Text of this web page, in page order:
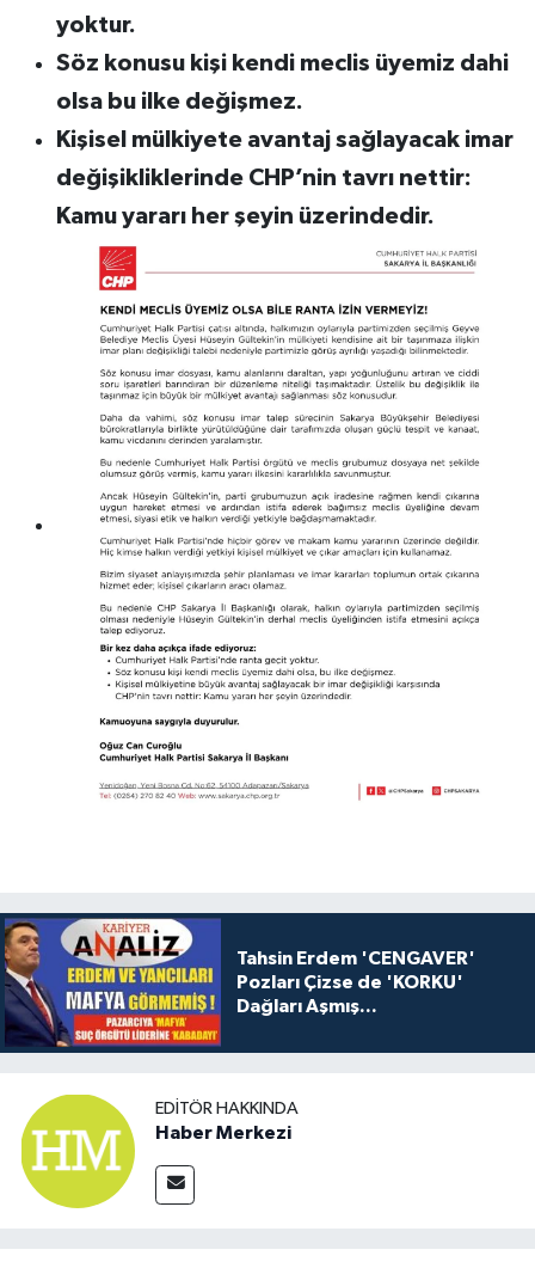
yoktur.
Söz konusu kişi kendi meclis üyemiz dahi
olsa bu ilke değişmez.
Kişisel mülkiyete avantaj sağlayacak imar
değişikliklerinde CHP’nin tavrı nettir:
Kamu yararı her şeyin üzerindedir.
Tahsin Erdem 'CENGAVER'
Pozları Çizse de 'KORKU'
Dağları Aşmış...
EDITÖR HAKKINDA
Haber Merkezi